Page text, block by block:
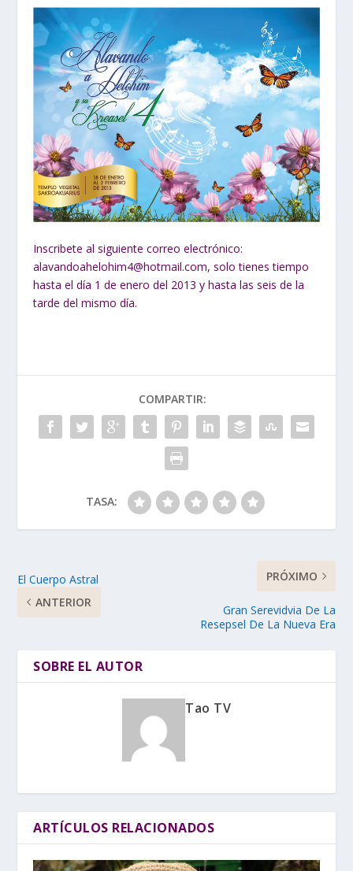
Inscribete al siguiente correo electrónico:
alavandoahelohim4@hotmail.com, solo tienes tiempo
hasta el día 1 de enero del 2013 y hasta las seis de la
tarde del mismo día.
COMPARTIR:
TASA:
El Cuerpo Astral
ANTERIOR
PRÓXIMO
Gran Serevidvia De La
Resepsel De La Nueva Era
SOBRE EL AUTOR
Tao TV
ARTÍCULOS RELACIONADOS